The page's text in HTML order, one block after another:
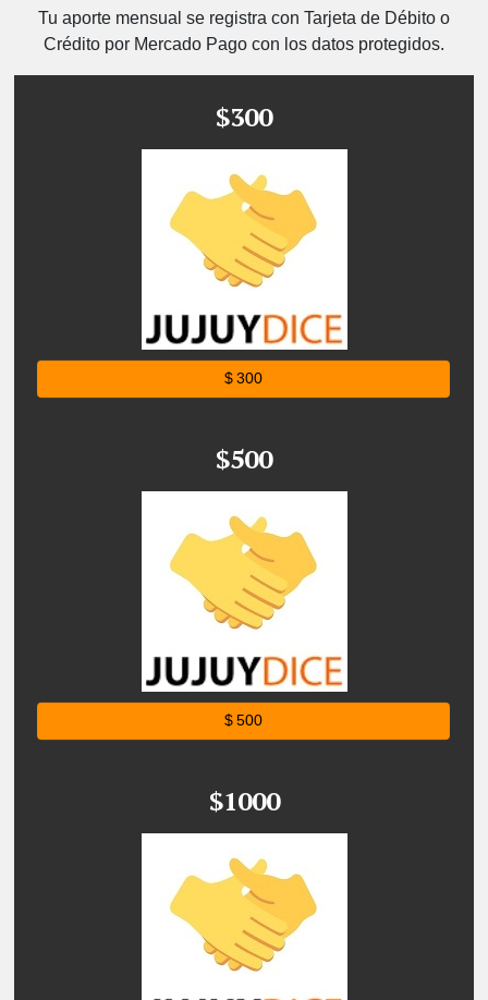
Tu aporte mensual se registra con Tarjeta de Débito o
Crédito por Mercado Pago con los datos protegidos.
$300
$ 300
$500
$ 500
$1000